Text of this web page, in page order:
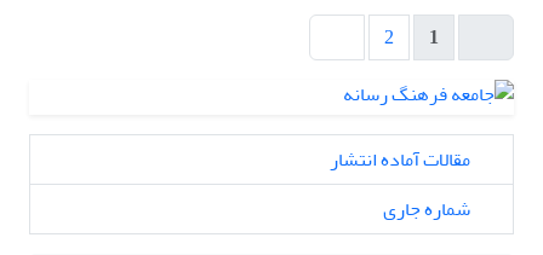
1
2
مقالات آماده انتشار
شماره جاری